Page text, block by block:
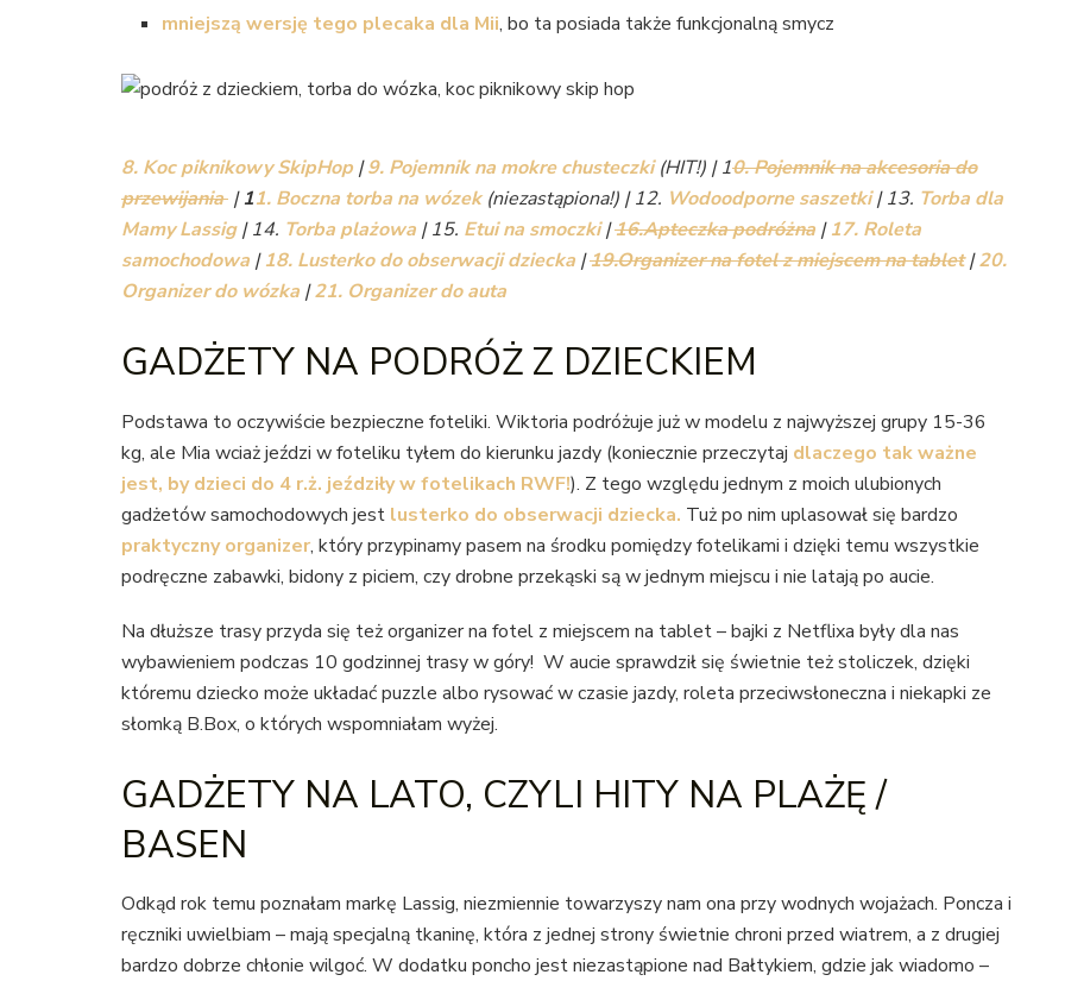
mniejszą wersję tego plecaka dla Mii, bo ta posiada także funkcjonalną smycz
8. Koc piknikowy SkipHop |9. Pojemnik na mokre chusteczki(HIT!) | 10. Pojemnik na akcesoria do
przewijania |11. Boczna torba na wózek (niezastąpiona!) | 12. Wodoodporne saszetki| 13. Torba dla
Mamy Lassig| 14. Torba plażowa | 15. Etui na smoczki|16.Apteczka podróżna |17. Roleta
samochodowa |18. Lusterko do obserwacji dziecka |19.Organizer na fotel z miejscem na tablet|20.
Organizer do wózka |21. Organizer do auta
GADŻETY NA PODRÓŻ Z DZIECKIEM
Podstawa to oczywiście bezpieczne foteliki. Wiktoria podróżuje już w modelu z najwyższej grupy 15-36
kg, ale Mia wciaż jeździ w foteliku tyłem do kierunku jazdy (koniecznie przeczytaj dlaczego tak ważne
jest, by dzieci do 4 r.ż. jeździły w fotelikach RWF!). Z tego względu jednym z moich ulubionych
gadżetów samochodowych jest lusterko do obserwacji dziecka. Tuż po nim uplasował się bardzo
praktyczny organizer, który przypinamy pasem na środku pomiędzy fotelikami i dzięki temu wszystkie
podręczne zabawki, bidony z piciem, czy drobne przekąski są w jednym miejscu i nie latają po aucie.
Na dłuższe trasy przyda się też organizer na fotel z miejscem na tablet – bajki z Netflixa były dla nas
wybawieniem podczas 10 godzinnej trasy w góry! W aucie sprawdził się świetnie też stoliczek, dzięki
któremu dziecko może układać puzzle albo rysować w czasie jazdy, roleta przeciwsłoneczna i niekapki ze
słomką B.Box, o których wspomniałam wyżej.
GADŻETY NA LATO, CZYLI HITY NA PLAŻĘ /
BASEN
Odkąd rok temu poznałam markę Lassig, niezmiennie towarzyszy nam ona przy wodnych wojażach. Poncza i
ręczniki uwielbiam – mają specjalną tkaninę, która z jednej strony świetnie chroni przed wiatrem, a z drugiej
bardzo dobrze chłonie wilgoć. W dodatku poncho jest niezastąpione nad Bałtykiem, gdzie jak wiadomo –